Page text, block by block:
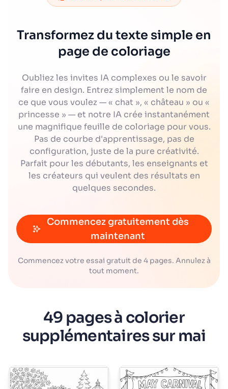
Transformez du texte simple en
page de coloriage
Oubliez les invites IA complexes ou le savoir
faire en design. Entrez simplement le nom de
ce que vous voulez — « chat », « château » ou «
princesse » — et notre IA crée instantanément
une magnifique feuille de coloriage pour vous.
Pas de courbe d'apprentissage, pas de
configuration, juste de la pure créativité.
Parfait pour les débutants, les enseignants et
les créateurs qui veulent des résultats en
quelques secondes.
Commencez gratuitement dès
maintenant
Commencez votre essai gratuit de 4 pages. Annulez à
tout moment.
49 pages à colorier
supplémentaires sur mai